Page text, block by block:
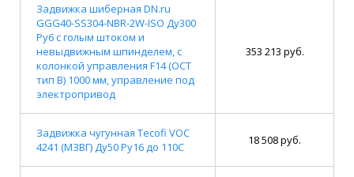
Задвижка шиберная DN.ru
GGG40-SS304-NBR-2W-ISO Ду300
Ру6 с голым штоком и
невыдвижным шпинделем, с
колонкой управления F14 (ОСТ
тип В) 1000 мм, управление под
электропривод
353 213 руб.
Задвижка чугунная Tecofi VOC
4241 (МЗВГ) Ду50 Ру16 до 110С
18 508 руб.